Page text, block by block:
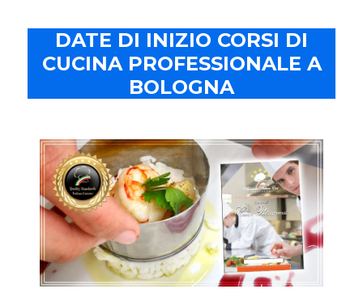
DATE DI INIZIO CORSI DI
CUCINA PROFESSIONALE A
BOLOGNA